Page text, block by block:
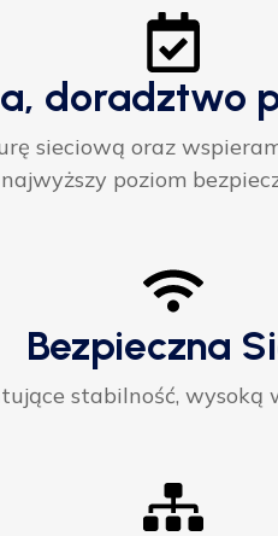
doradztwo
sieciową oraz
poziom
Bezpieczna
stabilność, wysoką